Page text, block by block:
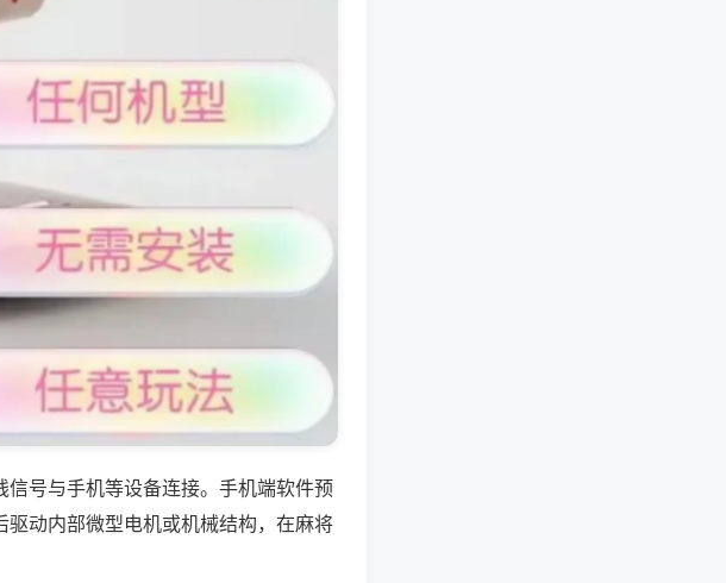
号与手机等设备连接。手机端软件预
动内部微型电机或机械结构，在麻将